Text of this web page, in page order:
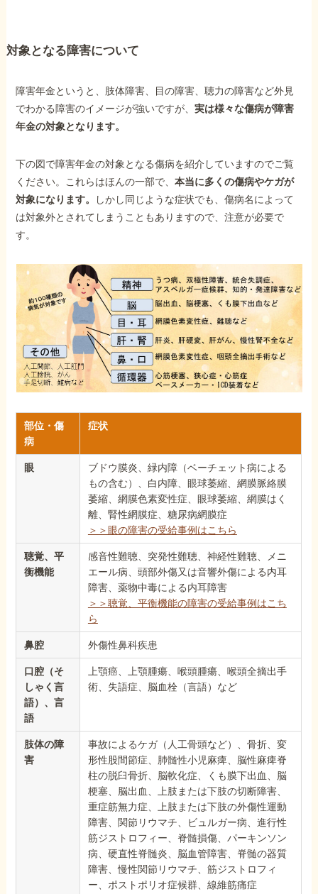
対象となる障害について
障害年金というと、肢体障害、目の障害、聴力の障害など外見
でわかる障害のイメージが強いですが、実は様々な傷病が障害
年金の対象となります。
下の図で障害年金の対象となる傷病を紹介していますのでご覧
ください。これらはほんの一部で、本当に多くの傷病やケガが
対象になります。
しかし同じような症状でも、傷病名によって
は対象外とされてしまうこともありますので、注意が必要で
す。
部位・傷
病
症状
眼
ブドウ膜炎、緑内障（ベーチェット病による
もの含む）、白内障、眼球萎縮、網膜脈絡膜
萎縮、網膜色素変性症、眼球萎縮、網膜はく
離、腎性網膜症、糖尿病網膜症
＞＞眼の障害の受給事例はこちら
聴覚、平
衡機能
感音性難聴、突発性難聴、神経性難聴、メニ
エール病、頭部外傷又は音響外傷による内耳
障害、薬物中毒による内耳障害
＞＞聴覚、平衡機能の障害の受給事例はこち
ら
鼻腔 外傷性鼻科疾患
口腔（そ
しゃく言
語）、言
語
上顎癌、上顎腫瘍、喉頭腫瘍、喉頭全摘出手
術、失語症、脳血栓（言語）など
肢体の障
害
事故によるケガ（人工骨頭など）、骨折、変
形性股間節症、肺髄性小児麻痺、脳性麻痺脊
柱の脱臼骨折、脳軟化症、くも膜下出血、脳
梗塞、脳出血、上肢または下肢の切断障害、
重症筋無力症、上肢または下肢の外傷性運動
障害、関節リウマチ、ビュルガー病、進行性
筋ジストロフィー、脊髄損傷、パーキンソン
病、硬直性脊髄炎、脳血管障害、脊髄の器質
障害、慢性関節リウマチ、筋ジストロフィ
ー、ポストポリオ症候群、線維筋痛症